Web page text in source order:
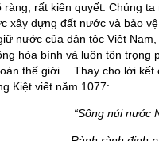
ràng, rất kiên quyết. Chúng
xây dựng đất nước và bảo
nước của dân tộc Việt
hòa bình và luôn tôn trọng
thế giới… Thay cho lời kết
Kiệt viết năm 1077:
“Sông núi nước